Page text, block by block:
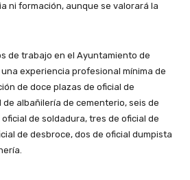
ni formación, aunque se valorará la
de trabajo en el Ayuntamiento de
experiencia profesional mínima de
de doce plazas de oficial de
albañilería de cementerio, seis de
de soldadura, tres de oficial de
de desbroce, dos de oficial dumpista